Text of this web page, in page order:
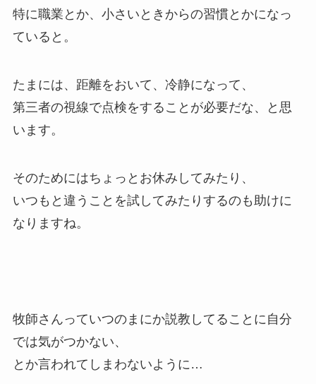
特に職業とか、小さいときからの習慣とかになっ
ていると。
たまには、距離をおいて、冷静になって、
第三者の視線で点検をすることが必要だな、と思
います。
そのためにはちょっとお休みしてみたり、
いつもと違うことを試してみたりするのも助けに
なりますね。
牧師さんっていつのまにか説教してることに自分
では気がつかない、
とか言われてしまわないように…